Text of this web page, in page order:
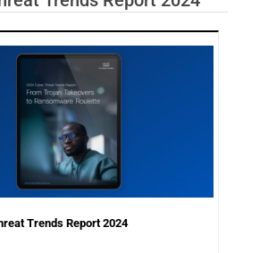
TRENDS
Trends Report 2024